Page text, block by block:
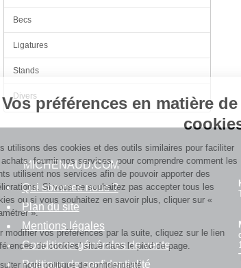
Continuer sans accepter
Vos préférences en
Nous utilisons des cookies et des outils similaires
vos achats, fournir nos services, pour comprendre
clients utilisent nos services afin de pouvoir apporter
améliorations. Si vous ne souhaitez pas accepter
cookies ou si vous souhaitez en savoir plus, cliquer
Paramétrer ».
Pour modifier vos préférences par la suite, cliquez
'Préférences de cookies' situé dans le pied de page.
Consulter notre politique de confidentialité
Becs
Ligatures
Stands
Divers
MICHENAUD.COM
Qui sommes nous ?
Plan du site
Mentions légales
Conditions générales de vente
Politique de confidentialité